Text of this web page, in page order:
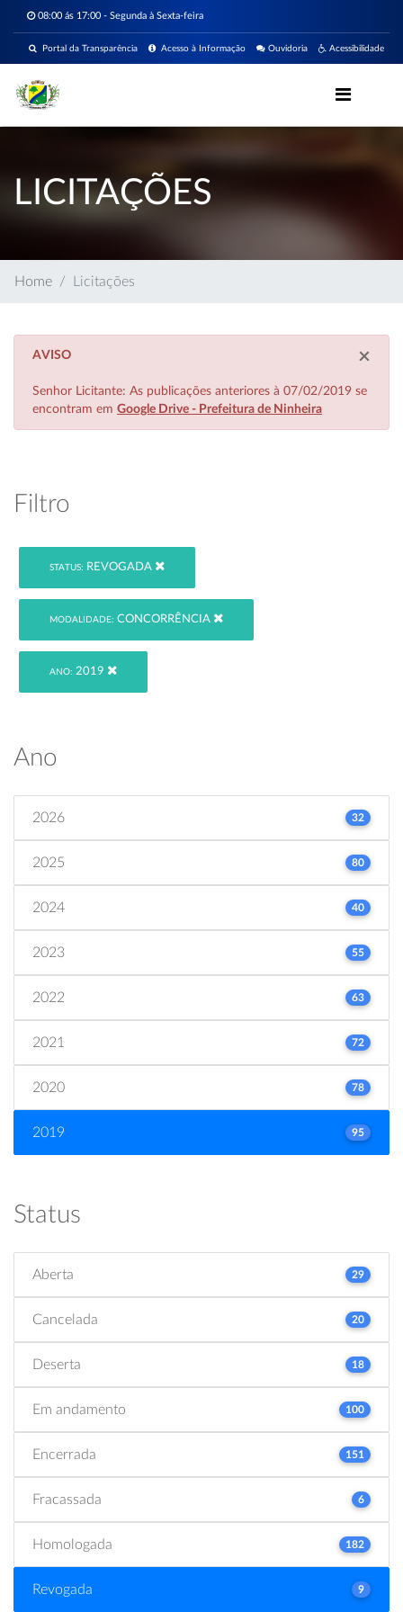
08:00 ás 17:00 - Segunda à Sexta-feira
Acessibilidade
Ouvidoria
Acesso à Informação
Portal da Transparência
LICITAÇÕES
Home Licitações
×
AVISO
Senhor Licitante: As publicações anteriores à 07/02/2019 se
encontram em Google Drive - Prefeitura de Ninheira
Filtro
STATUS: REVOGADA
MODALIDADE: CONCORRÊNCIA
ANO: 2019
Ano
2026 32
2025 80
2024 40
2023 55
2022 63
2021 72
2020 78
2019 95
Status
Aberta 29
Cancelada 20
Deserta 18
Em andamento 100
Encerrada 151
Fracassada 6
Homologada 182
Revogada 9